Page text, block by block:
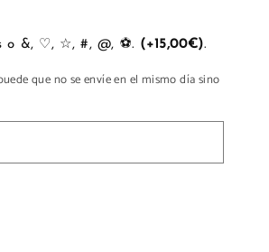
PERSONALIZA con letras, números o &, ♡, ☆, #, @, ⚽. (+15,00€).
que no se envíe en el mismo día sino